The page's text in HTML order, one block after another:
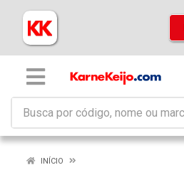
INÍCIO